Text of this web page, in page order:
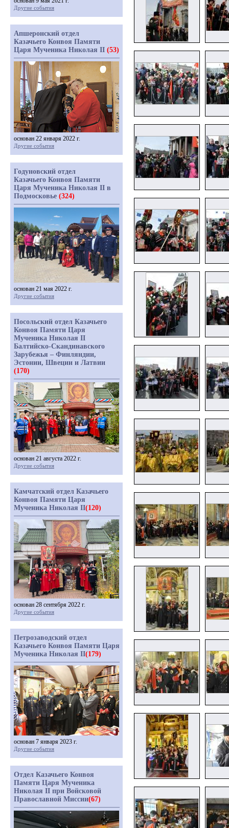
Другие события
Апшеронский отдел
Казачьего Конвоя Памяти
Царя Мученика Николая II (53)
основан 22 января 2022 г.
Другие события
Годуновский отдел
Казачьего Конвоя Памяти
Царя Мученика Николая II в
Подмосковье (324)
основан 21 мая 2022 г.
Другие события
Посольский отдел Казачьего
Конвоя Памяти Царя
Мученика Николая II
Балтийско-Скандинавского
Зарубежья – Финляндии,
Эстонии, Швеции и Латвии
(170)
основан 21 августа 2022 г.
Другие события
Камчатский отдел Казачьего
Конвоя Памяти Царя
Мученика Николая II(120)
основан 28 сентября 2022 г.
Другие события
Петрозаводский отдел
Казачьего Конвоя Памяти Царя
Мученика Николая II(179)
основан 7 января 2023 г.
Другие события
Отдел Казачьего Конвоя
Памяти Царя Мученика
Николая II при Войсковой
Православной Миссии(67)